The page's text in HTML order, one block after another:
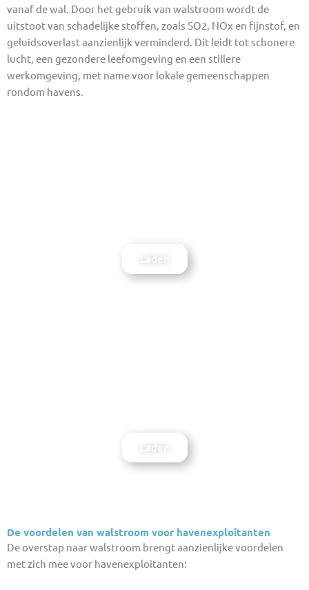
vanaf de wal. Door het gebruik van walstroom wordt de
uitstoot van schadelijke stoffen, zoals SO2, NOx en fijnstof, en
geluidsoverlast aanzienlijk verminderd. Dit leidt tot schonere
lucht, een gezondere leefomgeving en een stillere
werkomgeving, met name voor lokale gemeenschappen
rondom havens.
Laden
Laden
De voordelen van walstroom voor havenexploitanten
De overstap naar walstroom brengt aanzienlijke voordelen
met zich mee voor havenexploitanten: